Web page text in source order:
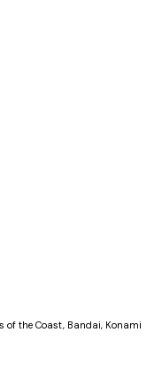
the Coast, Bandai, Konami